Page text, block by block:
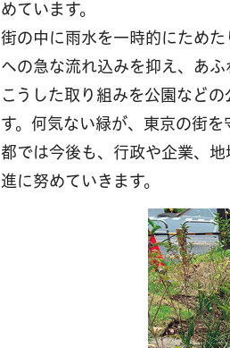
めています。
街の中に雨水を一時的にため
への急な流れ込みを抑え、あふ
こうした取り組みを公園など
す。何気ない緑が、東京の街を
都では今後も、行政や企業、
進に努めていきます。